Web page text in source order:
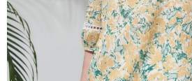
【注意事項】
１．透過由恩沛科技股份有限公司提供之「
易，需依本服務之必要範圍內提供個人資料，
權轉讓予恩沛科技股份有限公司。
２．關於個人資料處理事宜，請瀏覽以下網址：
https://aftee.tw/terms/#terms3